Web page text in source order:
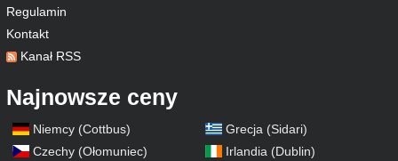
Regulamin
Kontakt
Kanał RSS
Najnowsze ceny
Niemcy (Cottbus)
Czechy (Ołomuniec)
Grecja (Sidari)
Irlandia (Dublin)